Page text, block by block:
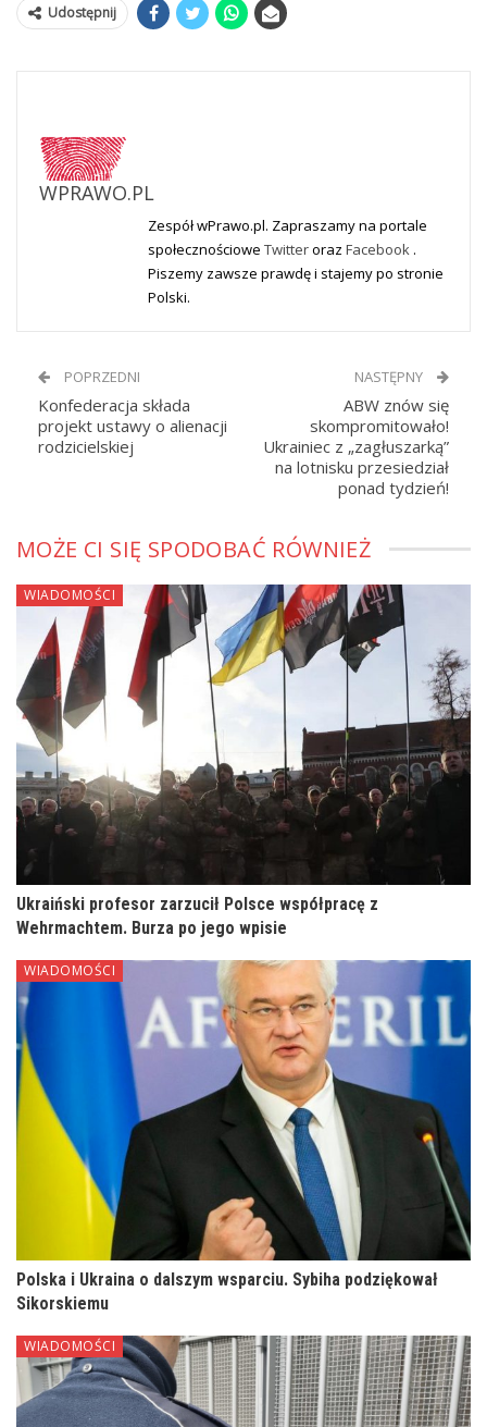
Udostępnij
WPRAWO.PL
Zespół wPrawo.pl. Zapraszamy na portale
społecznościowe Twitteroraz Facebook .
Piszemy zawsze prawdę i stajemy po stronie
Polski.
POPRZEDNI
Konfederacja składa
projekt ustawy o alienacji
rodzicielskiej
NASTĘPNY
ABW znów się
skompromitowało!
Ukrainiec z „zagłuszarką”
na lotnisku przesiedział
ponad tydzień!
MOŻE CI SIĘ SPODOBAĆ RÓWNIEŻ
WIADOMOŚCI
Ukraiński profesor zarzucił Polsce współpracę z
Wehrmachtem. Burza po jego wpisie
WIADOMOŚCI
Polska i Ukraina o dalszym wsparciu. Sybiha podziękował
Sikorskiemu
WIADOMOŚCI